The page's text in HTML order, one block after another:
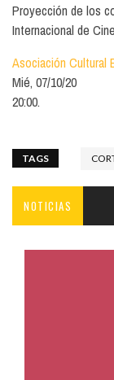
Proyección de los
Internacional de
Asociación Cultural
Mié, 07/10/20
20:00.
TAGS
NOTICIAS